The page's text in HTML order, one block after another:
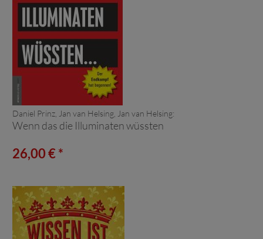
Daniel Prinz, Jan van Helsing, Jan van Helsing:
Wenn das die Illuminaten wüssten
26,00 € *